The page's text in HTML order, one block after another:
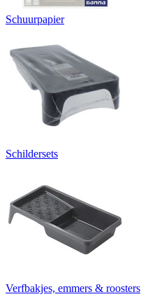
Schuurpapier
Schildersets
Verfbakjes, emmers & roosters